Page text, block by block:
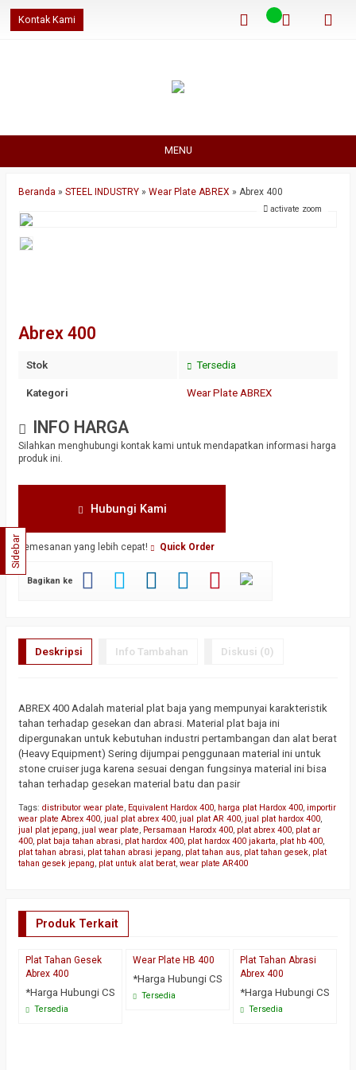
Kontak Kami
MENU
Beranda » STEEL INDUSTRY » Wear Plate ABREX » Abrex 400
activate zoom
Abrex 400
Stok Tersedia
Kategori Wear Plate ABREX
INFO HARGA
Silahkan menghubungi kontak kami untuk mendapatkan informasi harga
produk ini.
Hubungi Kami
Pemesanan yang lebih cepat! Quick Order
Bagikan ke
Deskripsi Info Tambahan Diskusi (0)
ABREX 400 Adalah material plat baja yang mempunyai karakteristik
tahan terhadap gesekan dan abrasi. Material plat baja ini
dipergunakan untuk kebutuhan industri pertambangan dan alat berat
(Heavy Equipment) Sering dijumpai penggunaan material ini untuk
stone cruiser juga karena sesuai dengan fungsinya material ini bisa
tahan terhadap gesekan material batu dan pasir
Tags: distributor wear plate Equivalent Hardox 400 harga plat Hardox 400 importir
wear plate Abrex 400 jual plat abrex 400 jual plat AR 400 jual plat hardox 400
jual plat jepang jual wear plate Persamaan Harodx 400 plat abrex 400 plat ar
400 plat baja tahan abrasi plat hardox 400 plat hardox 400 jakarta plat hb 400
plat tahan abrasi plat tahan abrasi jepang plat tahan aus plat tahan gesek plat
tahan gesek jepang plat untuk alat berat wear plate AR400
Produk Terkait
Plat Tahan Gesek
Abrex 400
*Harga Hubungi CS
Tersedia
Wear Plate HB 400
*Harga Hubungi CS
Tersedia
Plat Tahan Abrasi
Abrex 400
*Harga Hubungi CS
Tersedia
Sidebar